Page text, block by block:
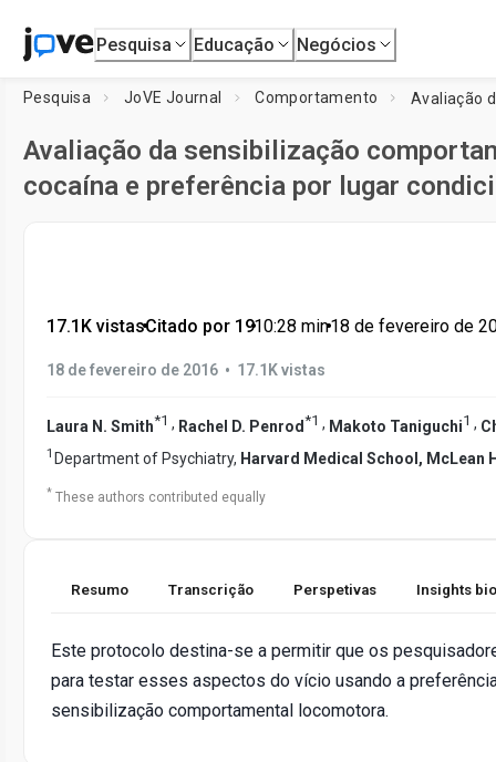
Pesquisa Educação Negócios
Pesquisa JoVE Journal Comportamento
Avaliação da sensibilização
cocaína e preferência por lugar
17.1K vistas•Citado por 19•10:28 min•18 de fevereiro de
18 de fevereiro de 2016 • 17.1K vistas
Laura N. Smith*1 , Rachel D. Penrod *1 , Makoto Taniguchi1 ,
1 Department of Psychiatry, Harvard Medical School, McLean
* These authors contributed equally
Resumo Transcrição Perspetivas Insights
Este protocolo destina-se a permitir que os
para testar esses aspectos do vício usando a
sensibilização comportamental locomotora.